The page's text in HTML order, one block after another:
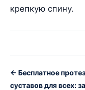
крепкую спину.
← Бесплатное
суставов для всех: